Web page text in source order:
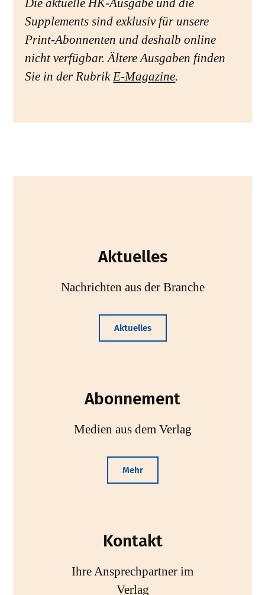
Die aktuelle HK-Ausgabe und die
Supplements sind exklusiv für unsere
Print-Abonnenten und deshalb online
nicht verfügbar. Ältere Ausgaben finden
Sie in der RubrikE-Magazine.
Aktuelles
Nachrichten aus der Branche
Aktuelles
Abonnement
Medien aus dem Verlag
Mehr
Kontakt
Ihre Ansprechpartner im
Verlag